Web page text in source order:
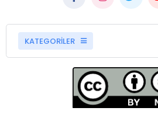
KATEGORİLER